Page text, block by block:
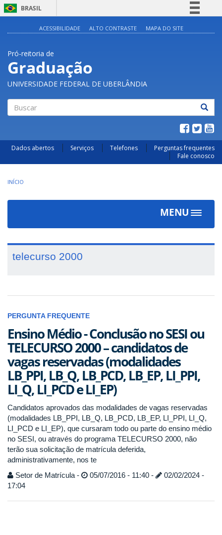
BRASIL
Legislação
Canais
ACESSIBILIDADE ALTO CONTRASTE MAPA DO SITE
Pró-reitoria de
Graduação
UNIVERSIDADE FEDERAL DE UBERLÂNDIA
Dados abertos Serviços Telefones
Perguntas frequentes
Fale conosco
INÍCIO
MENU
Toggle
telecurso 2000
PERGUNTA FREQUENTE
Ensino Médio - Conclusão no SESI ou
TELECURSO 2000 – candidatos de
vagas reservadas (modalidades
LB_PPI, LB_Q, LB_PCD, LB_EP, LI_PPI,
LI_Q, LI_PCD e LI_EP)
Candidatos aprovados das modalidades de vagas reservadas
(modalidades LB_PPI, LB_Q, LB_PCD, LB_EP, LI_PPI, LI_Q,
LI_PCD e LI_EP), que cursaram todo ou parte do ensino médio
no SESI, ou através do programa TELECURSO 2000, não
terão sua solicitação de matrícula deferida,
administrativamente, nos te
Setor de Matrícula -
05/07/2016 - 11:40 -
02/02/2024 -
17:04